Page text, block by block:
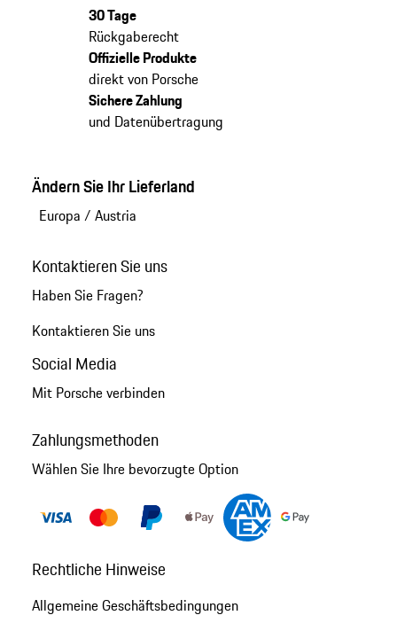
30 Tage
Rückgaberecht
Offizielle Produkte
direkt von Porsche
Sichere Zahlung
und Datenübertragung
Ändern Sie Ihr Lieferland
Europa / Austria
Kontaktieren Sie uns
Haben Sie Fragen?
Kontaktieren Sie uns
Social Media
Mit Porsche verbinden
Zahlungsmethoden
Wählen Sie Ihre bevorzugte Option
Rechtliche Hinweise
Allgemeine Geschäftsbedingungen